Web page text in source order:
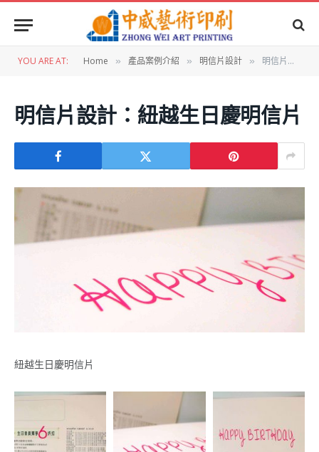
YOU ARE AT: Home » 產品案例介紹 » 明信片設計 » 明信片設計：紐越生日慶明信片
明信片設計：紐越生日慶明信片
紐越生日慶明信片